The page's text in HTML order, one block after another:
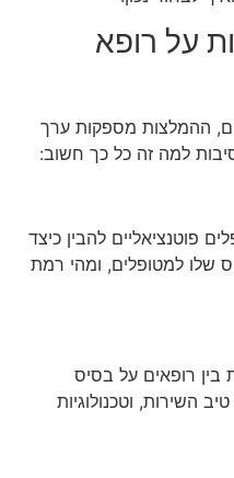
על רופא
ההמלצות מספקות ערך
למה זה כל כך חשוב:
פוטנציאליים להבין כיצד
שלו למטופלים, ומהי רמת
בין רופאים על בסיס
השירות, וטכנולוגיות